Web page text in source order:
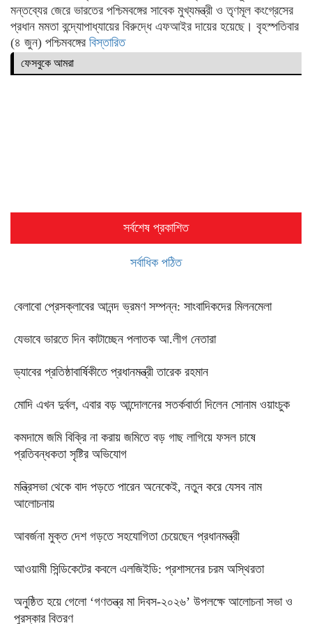
মন্তব্যের জেরে ভারতের পশ্চিমবঙ্গের সাবেক মুখ্যমন্ত্রী ও তৃণমূল কংগ্রেসের
প্রধান মমতা বন্দ্যোপাধ্যায়ের বিরুদ্ধে এফআইর দায়ের হয়েছে। বৃহস্পতিবার
(৪ জুন) পশ্চিমবঙ্গের বিস্তারিত
ফেসবুকে আমরা
সর্বশেষ প্রকাশিত
সর্বাধিক পঠিত
বেলাবো প্রেসক্লাবের আনন্দ ভ্রমণ সম্পন্ন: সাংবাদিকদের মিলনমেলা
যেভাবে ভারতে দিন কাটাচ্ছেন পলাতক আ.লীগ নেতারা
ড্যাবের প্রতিষ্ঠাবার্ষিকীতে প্রধানমন্ত্রী তারেক রহমান
মোদি এখন দুর্বল, এবার বড় আন্দোলনের সতর্কবার্তা দিলেন সোনাম ওয়াংচুক
কমদামে জমি বিক্রি না করায় জমিতে বড় গাছ লাগিয়ে ফসল চাষে
প্রতিবন্ধকতা সৃষ্টির অভিযোগ
মন্ত্রিসভা থেকে বাদ পড়তে পারেন অনেকেই, নতুন করে যেসব নাম
আলোচনায়
আবর্জনা মুক্ত দেশ গড়তে সহযোগিতা চেয়েছেন প্রধানমন্ত্রী
‎আওয়ামী সিন্ডিকেটের কবলে এলজিইডি: প্রশাসনের চরম অস্থিরতা
অনুষ্ঠিত হয়ে গেলো ‘গণতন্ত্র মা দিবস-২০২৬’ উপলক্ষে আলোচনা সভা ও
পুরস্কার বিতরণ